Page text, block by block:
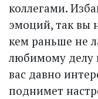
коллегами.
эмоций, так вы
кем раньше не
любимому делу
вас давно
поднимет